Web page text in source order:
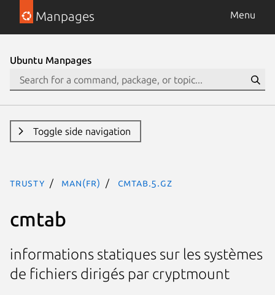
Manpages Menu
Ubuntu Manpages
Toggle side navigation
trusty man(fr) cmtab.5.gz
cmtab
informations statiques sur les systèmes
de fichiers dirigés par cryptmount